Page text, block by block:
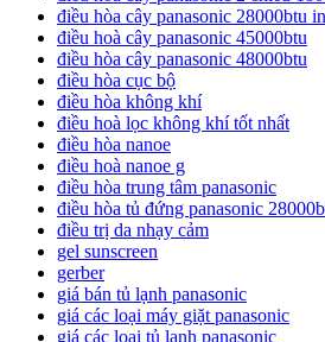
điều hòa cây panasonic 28000btu
điều hoà cây panasonic 45000btu
điều hòa cây panasonic 48000btu
điều hòa cục bộ
điều hòa không khí
điều hoà lọc không khí tốt nhất
điều hòa nanoe
điều hoà nanoe g
điều hòa trung tâm panasonic
điều hòa tủ đứng panasonic
điều trị da nhạy cảm
gel sunscreen
gerber
giá bán tủ lạnh panasonic
giá các loại máy giặt panasonic
giá các loại tủ lạnh panasonic